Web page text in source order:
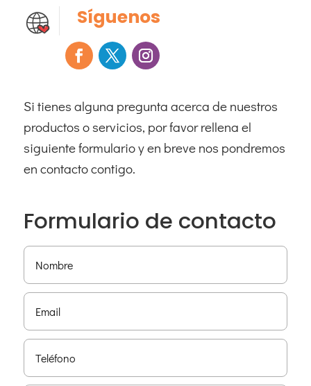
Contacto
Síguenos
Si tienes alguna pregunta acerca de nuestros
productos o servicios, por favor rellena el
siguiente formulario y en breve nos pondremos
en contacto contigo.
Formulario de contacto